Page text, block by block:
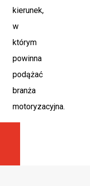
kierunek,
w
którym
powinna
podążać
branża
motoryzacyjna.